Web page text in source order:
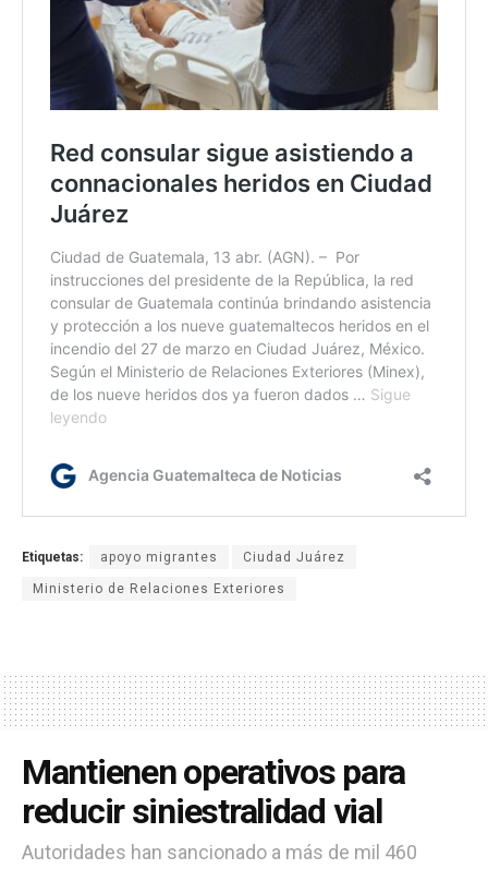
Etiquetas: apoyo migrantes Ciudad Juárez
Ministerio de Relaciones Exteriores
Mantienen operativos para
reducir siniestralidad vial
Autoridades han sancionado a más de mil 460